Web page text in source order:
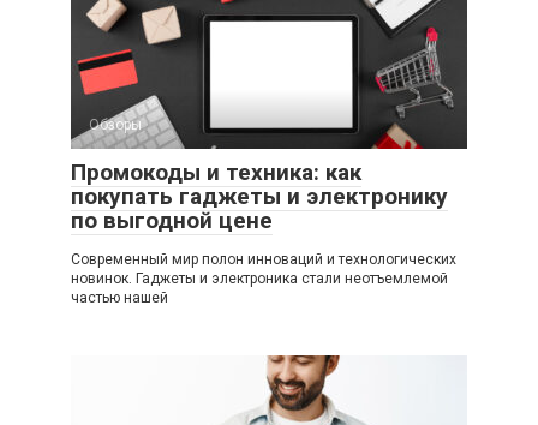
Обзоры
Промокоды и техника: как
покупать гаджеты и электронику
по выгодной цене
Современный мир полон инноваций и технологических
новинок. Гаджеты и электроника стали неотъемлемой
частью нашей